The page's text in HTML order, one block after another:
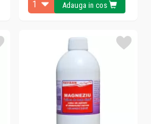
Adauga in cos